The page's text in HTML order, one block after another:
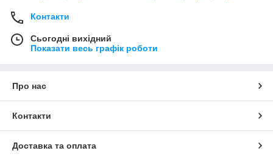
Контакти
Сьогодні вихідний
Показати весь графік роботи
Про нас
Контакти
Доставка та оплата